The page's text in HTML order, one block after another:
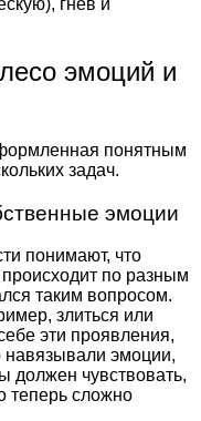
гнев и
эмоций и
понятным
задач.
эмоции
понимают, что
по разным
таким вопросом.
злиться или
эти проявления,
навязывали эмоции,
должен чувствовать,
теперь сложно